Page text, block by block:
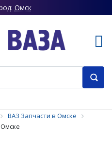
Омск
ВАЗ Запчасти в Омске